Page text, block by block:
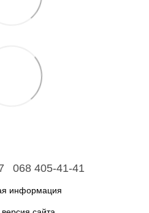
068 405-41-41
информация